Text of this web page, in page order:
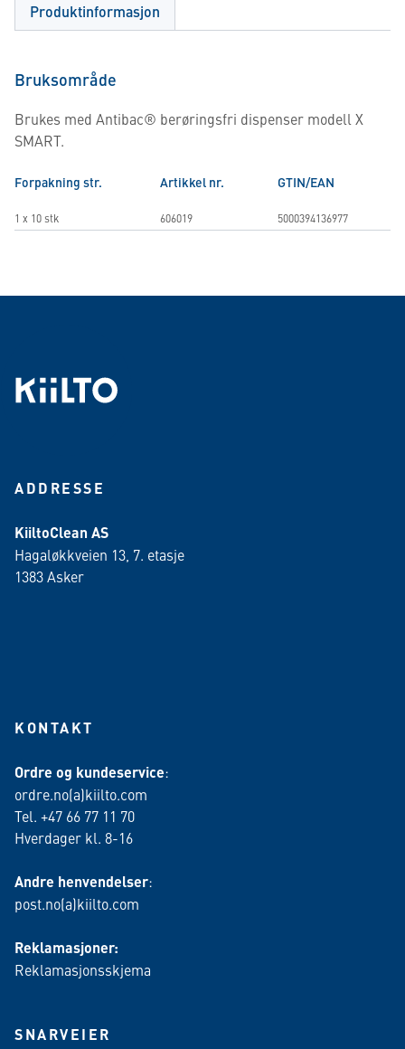
Produktinformasjon
Bruksområde
Brukes med Antibac® berøringsfri dispenser modell X
SMART.
Forpakning str. Artikkel nr. GTIN/EAN
1 x 10 stk 606019 5000394136977
ADDRESSE
KiiltoClean AS
Hagaløkkveien 13, 7. etasje
1383 Asker
KONTAKT
Ordre og kundeservice:
ordre.no(a)kiilto.com
Tel. +47 66 77 11 70
Hverdager kl. 8-16
Andre henvendelser:
post.no(a)kiilto.com
Reklamasjoner:
Reklamasjonsskjema
SNARVEIER